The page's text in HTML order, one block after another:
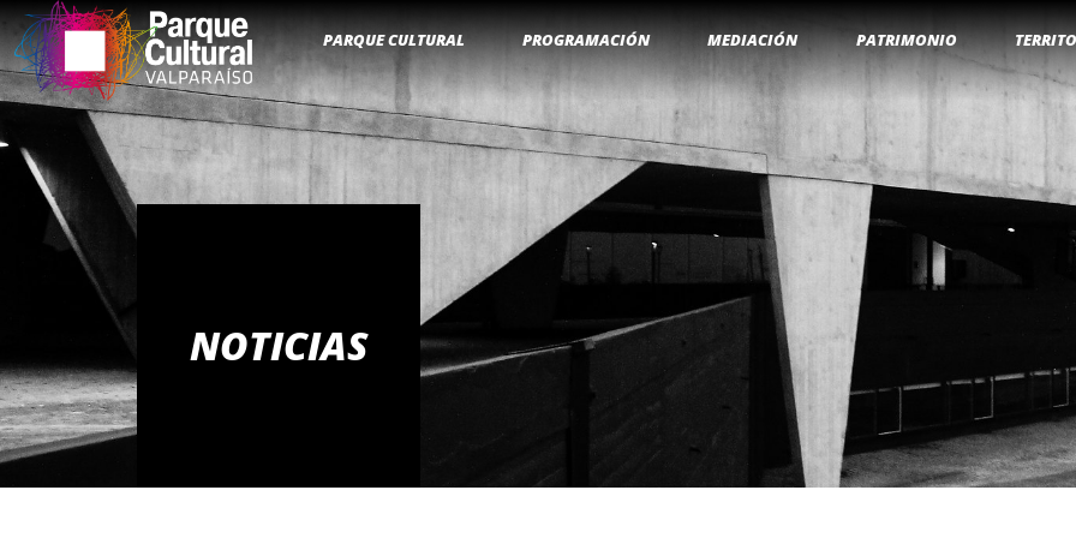
PARQUE CULTURAL PROGRAMACIÓN MEDIACIÓN PATRIMONIO
NOTICIAS